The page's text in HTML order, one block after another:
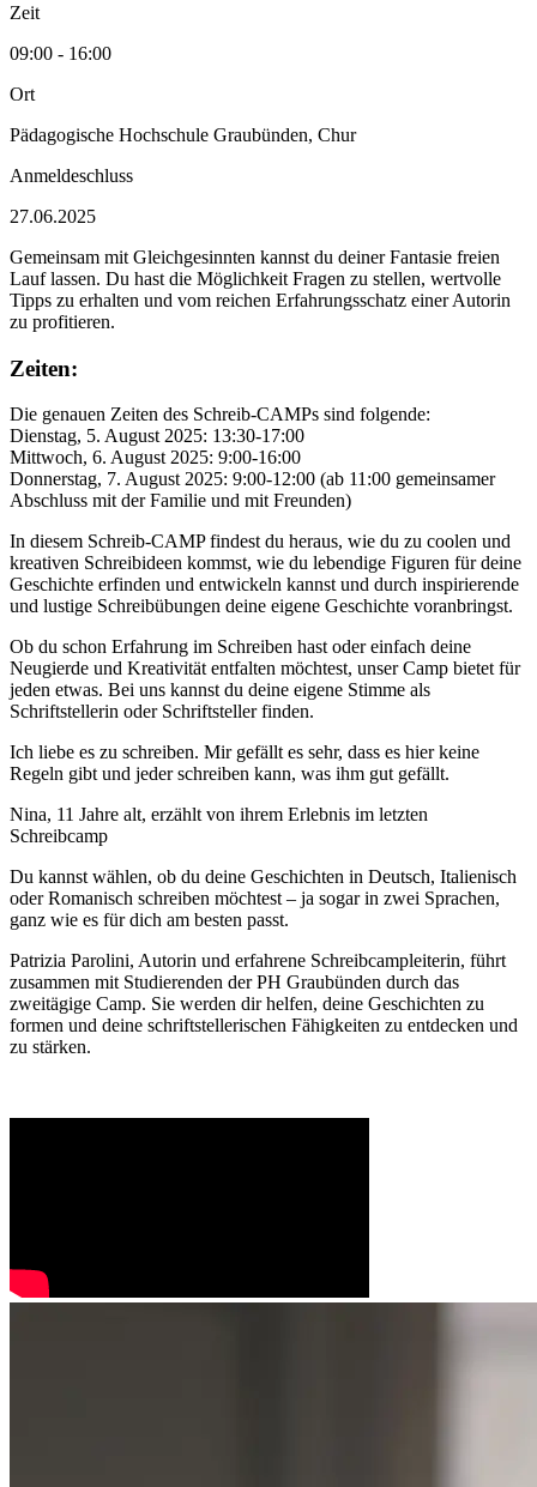
Zeit
09:00 - 16:00
Ort
Pädagogische Hochschule Graubünden, Chur
Anmeldeschluss
27.06.2025
Gemeinsam mit Gleichgesinnten kannst du deiner Fantasie freien
Lauf lassen. Du hast die Möglichkeit Fragen zu stellen, wertvolle
Tipps zu erhalten und vom reichen Erfahrungsschatz einer Autorin
zu profitieren.
Zeiten:
Die genauen Zeiten des Schreib-CAMPs sind folgende:
Dienstag, 5. August 2025: 13:30-17:00
Mittwoch, 6. August 2025: 9:00-16:00
Donnerstag, 7. August 2025: 9:00-12:00 (ab 11:00 gemeinsamer
Abschluss mit der Familie und mit Freunden)
In diesem Schreib-CAMP findest du heraus, wie du zu coolen und
kreativen Schreibideen kommst, wie du lebendige Figuren für deine
Geschichte erfinden und entwickeln kannst und durch inspirierende
und lustige Schreibübungen deine eigene Geschichte voranbringst.
Ob du schon Erfahrung im Schreiben hast oder einfach deine
Neugierde und Kreativität entfalten möchtest, unser Camp bietet für
jeden etwas. Bei uns kannst du deine eigene Stimme als
Schriftstellerin oder Schriftsteller finden.
Ich liebe es zu schreiben. Mir gefällt es sehr, dass es hier keine
Regeln gibt und jeder schreiben kann, was ihm gut gefällt.
Nina, 11 Jahre alt, erzählt von ihrem Erlebnis im letzten
Schreibcamp
Du kannst wählen, ob du deine Geschichten in Deutsch, Italienisch
oder Romanisch schreiben möchtest – ja sogar in zwei Sprachen,
ganz wie es für dich am besten passt.
Patrizia Parolini, Autorin und erfahrene Schreibcampleiterin, führt
zusammen mit Studierenden der PH Graubünden durch das
zweitägige Camp. Sie werden dir helfen, deine Geschichten zu
formen und deine schriftstellerischen Fähigkeiten zu entdecken und
zu stärken.